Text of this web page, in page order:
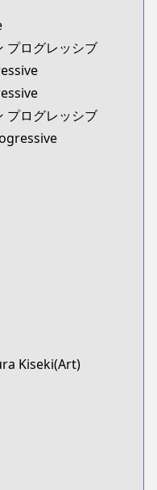
プログレッシブ
プログレッシブ
Kiseki(Art)